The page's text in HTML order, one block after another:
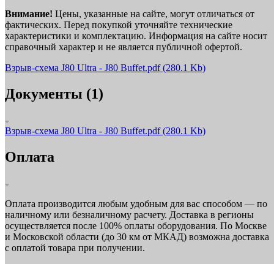
Внимание! Цены, указанные на сайте, могут отличаться от
фактических. Перед покупкой уточняйте технические
характеристики и комплектацию. Информация на сайте носит
справочный характер и не является публичной офертой.
Взрыв-схема J80 Ultra - J80 Buffet.pdf(280.1 Kb)
Документы (1)
Взрыв-схема J80 Ultra - J80 Buffet.pdf(280.1 Kb)
Оплата
Оплата производится любым удобным для вас способом — по
наличному или безналичному расчету. Доставка в регионы
осуществляется после 100% оплаты оборудования. По Москве
и Московской области (до 30 км от МКАД) возможна доставка
с оплатой товара при получении.